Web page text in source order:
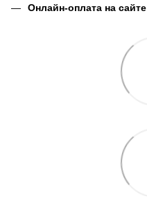
Онлайн-оплата на сайте